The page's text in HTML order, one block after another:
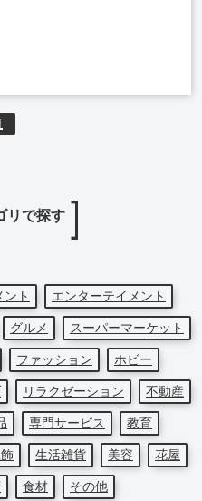
リで探す
ト
エンターテイメント
グルメ
スーパーマーケット
ファッション
ホビー
リラクゼーション
不動産
専門サービス
教育
生活雑貨 美容
花屋
食材 その他